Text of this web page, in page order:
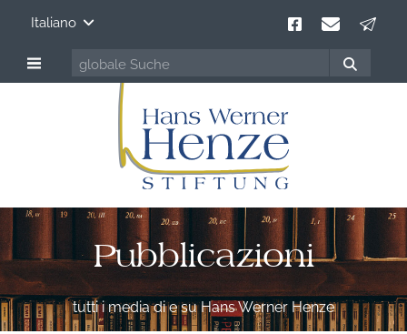
Italiano
Pubblicazioni
tutti i media di e su Hans Werner Henze